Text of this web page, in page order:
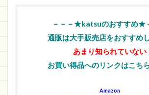
－－－★katsuのおすすめ★
通販は大手販売店をおすすめ
あまり知られていない
お買い得品へのリンクはこちら
Amazon